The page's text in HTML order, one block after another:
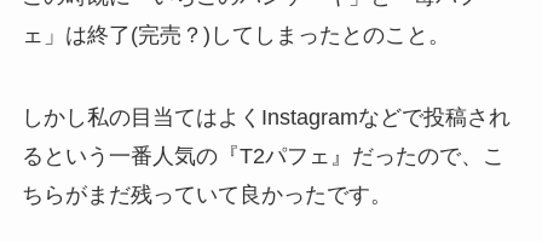
ェ」は終了(完売？)してしまったとのこと。
しかし私の目当てはよくInstagramなどで投稿され
るという一番人気の『T2パフェ』だったので、こ
ちらがまだ残っていて良かったです。